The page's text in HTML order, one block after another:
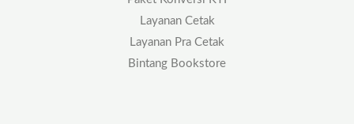
Layanan Cetak
Layanan Pra Cetak
Bintang Bookstore